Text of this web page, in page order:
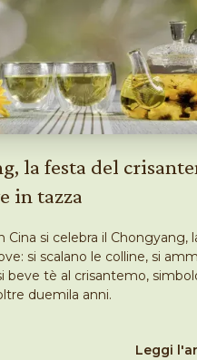
la festa del
in tazza
Cina si celebra il Chongyang,
si scalano le colline, si
beve tè al crisantemo,
duemila anni.
Leggi